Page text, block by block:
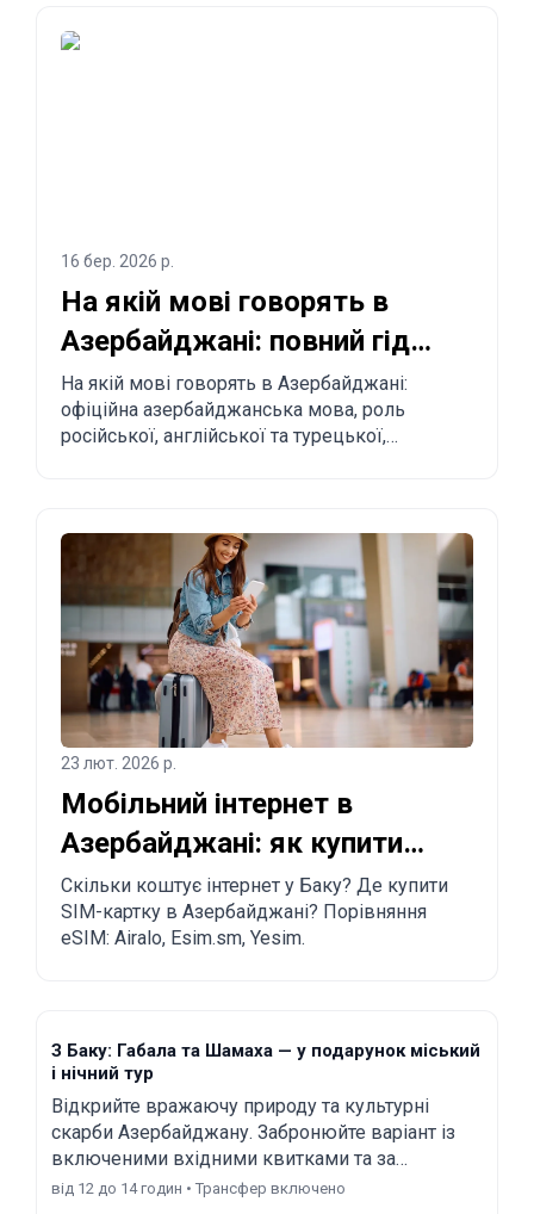
Туреччини, США та інших країн до
16 бер. 2026 р.
На якій мові говорять в
Азербайджані: повний гід
для туристів і релокантів
На якій мові говорять в Азербайджані:
офіційна азербайджанська мова, роль
російської, англійської та турецької,
23 лют. 2026 р.
Мобільний інтернет в
Азербайджані: як купити
SIM-картку та eSIM у Баку
Скільки коштує інтернет у Баку? Де купити
SIM-картку в Азербайджані? Порівняння
eSIM: Airalo, Esim.sm, Yesim.
З Баку: Габала та Шамаха — у подарунок міський
і нічний тур
Відкрийте вражаючу природу та культурні
скарби Азербайджану. Забронюйте варіант із
включеними вхідними квитками та за
бажанням отримайте безкоштовний бонус —
від 12 до 14 годин • Трансфер включено